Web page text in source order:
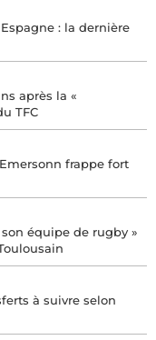
: la dernière
après la «
TFC
frappe fort
équipe de rugby »
à suivre selon